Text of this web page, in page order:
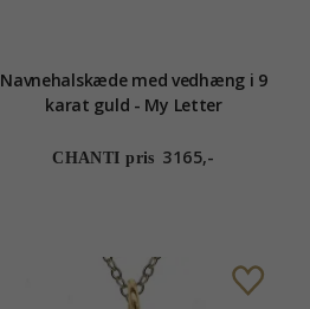
Navnehalskæde med vedhæng i 9
karat guld - My Letter
CHANTI pris 3165,-